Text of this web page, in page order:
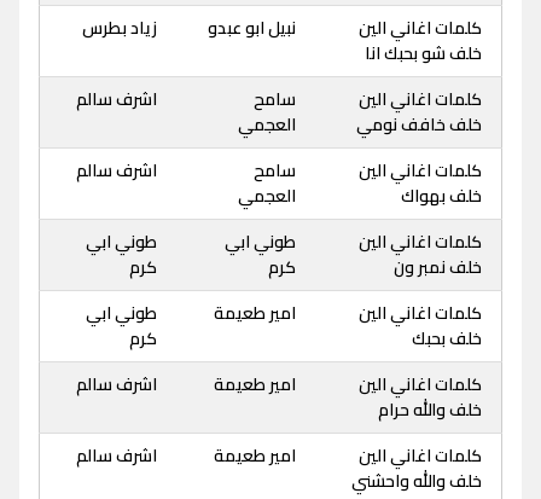
كلمات اغاني الين
خلف شو بحبك انا
نبيل ابو عبدو زياد بطرس
كلمات اغاني الين
خلف خافف نومي
سامح
العجمي
اشرف سالم
كلمات اغاني الين
خلف بهواك
سامح
العجمي
اشرف سالم
كلمات اغاني الين
خلف نمبر ون
طوني ابي
كرم
طوني ابي
كرم
كلمات اغاني الين
خلف بحبك
امير طعيمة
طوني ابي
كرم
كلمات اغاني الين
خلف والله حرام
امير طعيمة اشرف سالم
كلمات اغاني الين
خلف والله واحشني
امير طعيمة اشرف سالم